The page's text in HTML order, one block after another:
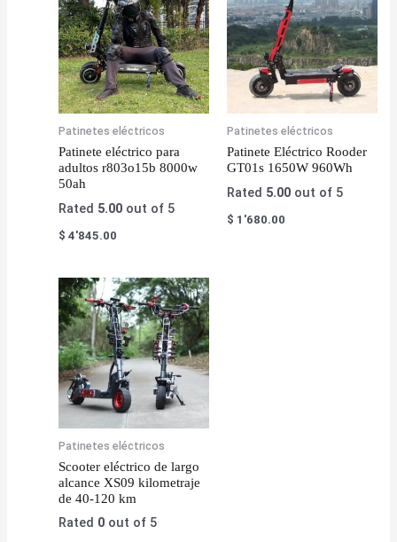
Patinetes eléctricos
Patinete eléctrico para
adultos r803o15b 8000w
50ah
Rated 5.00 out of 5
$ 4'845.00
Patinetes eléctricos
Patinete Eléctrico Rooder
GT01s 1650W 960Wh
Rated 5.00out of 5
$ 1'680.00
Patinetes eléctricos
Scooter eléctrico de largo
alcance XS09 kilometraje
de 40-120 km
Rated 0 out of 5